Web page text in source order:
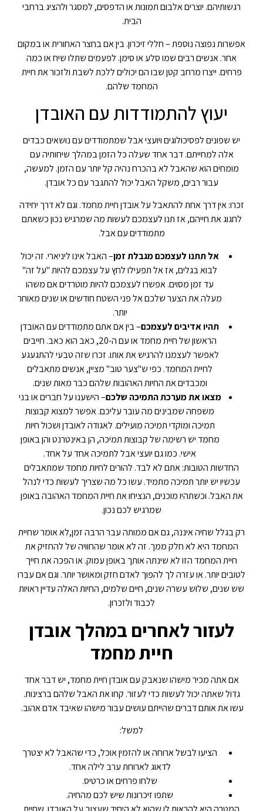
רגשותיהם. יוצרים אלבום תמונות או הדפסים, למסגר ולהציג ברחבי
הבית.
אפשרות נפוצה נוספת – חללי זיכרון. בין אם בחצר האחורית או במקום
אחר. אנשים רבים שמו סלע או סימן. לפעמים שתלו שיח או כמה
פרחים. ייצרו מרחב קטן שבו הם יכולים ללכת לשבת ולזכור את חיית
המחמד שלהם.
יעוץ להתמודדות עם האובדן
יש שפונים לפסיכולוגים ויועצי אבל שמתמודדים עם נושאים כבדים
אלה למחייתם. דבר אחד שעלה כל הזמן במהלך שיחותיה עם
מומחים הוא שהאבל לא בהכרח נהיה קל יותר עם הזמן. למעשה,
עבור רבים, משקל האבל יכול להתגבר עם כל אובדן.
זכרו: אין דרך אחת להתאבל על אובדן חיית מחמד. וגם לא דרך יחידה
לחגוג את חייהם, אז תנו לעצמכם לעשות מה שמרגיש נכון כשאתם
מתמודדים עם אבל.
אל תתנו לעצמכם מגבלת זמן– האבל אינו ליניארי. זה יכול
לבוא בגלים, אז אל תפעילו לחץ על עצמכם להיות "על זה"
עד זמן מסוים. אפשרו לעצמכם להיות מוטרדים אם משהו
מעלה את הצער שלכם אל פני השטח חודשים או שנים מאוחר
יותר.
תהיו אדיבים לעצמכם– בין אם אתם מתמודדים עם האובדן
הראשון של חיית מחמד או עם ה-20, כאב הוא כאב. חייבים
לאפשר לעצמנו להרגיש את אותו. זכרו שזה טבעי להתגעגע
לחיית המחמד. כפי ש"צער טוב" מציין, אנשים מתאבלים
ומכבדים את החיות האהובות שלהם כבר מאות שנים.
מצאו את מערכת התמיכה שלכם– הישענו על חברים או בני
משפחה שמבינים מה עובר עליכם. אפשר למצוא קבוצות
תמיכה ומוקדי תמיכה מועילים. לאגודה לאובדן ושכול חיות
מחמד יש רשימה של קבוצות תמיכה, הן באינטרנט והן באופן
אישי. כמו גם יועצי אבל לתמיכה אחד על אחד.
החדשות הטובות: אתם לא לבד. להורים לחיות מחמד שמתאבלים
עכשיו יש יותר תמיכה מתמיד. עשו כל מה שצריך לעשות כדי לנהל
את האבל. וכשתהיו מוכנים, הנציחו את חיית המחמד האהובה באופן
שמרגיש לכם נכון.
רק בגלל שחיה איננה, גם אם ממותה עבר הרבה זמן,לא אומר שחיית
המחמד היא לא חלק ממך. זה לא אומר שהחוויה של להחזיק את
חיית המחמד הזו לא שינתה אותך באופן עמוק. או הפכה את חייך
לטובים יותר. או עזרה לך להפוך לאדם חזק ומאושר יותר. וגם אם עברו
שש שנים, שלוש עשרה שנים, חיים שלמים, החיות האלה עדיין ראויות
לכבוד ולזכרון.
לעזור לאחרים במהלך אובדן
חיית מחמד
אם אתה מכיר מישהו שנאבק עם אובדן חיית מחמד, יש דבר אחד
גדול שאתה יכול לעשות כדי לעזור. קחו את האבל שלהם ברצינות.
עשו את אותם דברים שהייתם עושים עבור מישהו שאיבד אדם אהוב.
למשל:
הציעו לבשל ארוחה או להזמין אוכל, כדי שהאבל לא יצטרך
לדאוג לארוחת ערב לילה אחד.
שלחו פרחים או כרטיס.
שתפו זיכרונות שיש לכם מהחיה.